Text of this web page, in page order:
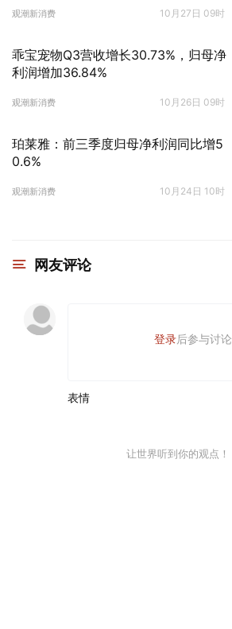
观潮新消费 10月27日 09时
乖宝宠物Q3营收增长30.73%，归母净
利润增加36.84%
观潮新消费 10月26日 09时
珀莱雅：前三季度归母净利润同比增5
0.6%
观潮新消费 10月24日 10时
网友评论
登录后参与讨论
表情
让世界听到你的观点！